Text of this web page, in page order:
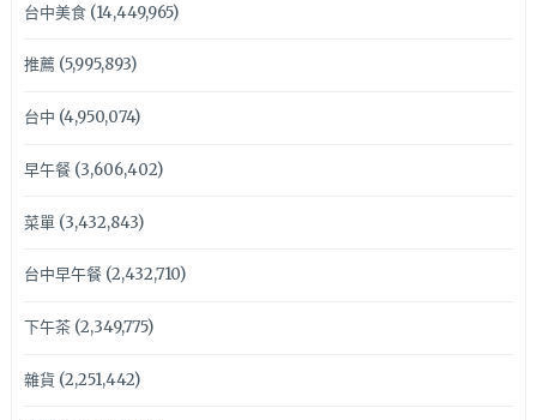
台中美食(14,449,965)
推薦(5,995,893)
台中 (4,950,074)
早午餐(3,606,402)
菜單(3,432,843)
台中早午餐(2,432,710)
下午茶(2,349,775)
雜貨 (2,251,442)